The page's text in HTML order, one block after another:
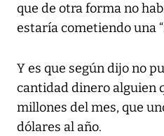
que de otra forma no
estaría cometiendo una
Y es que según dijo no
cantidad dinero alguien
millones del mes, que
dólares al año.